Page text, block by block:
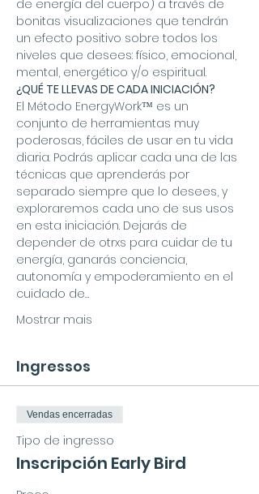
de energía del cuerpo) a través de
bonitas visualizaciones que tendrán
un efecto positivo sobre todos los
niveles que desees: físico, emocional,
mental, energético y/o espiritual.
¿QUÉ TE LLEVAS DE CADA INICIACIÓN?
El Método EnergyWork™ es un
conjunto de herramientas muy
poderosas, fáciles de usar en tu vida
diaria. Podrás aplicar cada una de las
técnicas que aprenderás por
separado siempre que lo desees, y
exploraremos cada uno de sus usos
en esta iniciación. Dejarás de
depender de otrxs para cuidar de tu
energía, ganarás conciencia,
autonomía y empoderamiento en el
cuidado de…
Mostrar mais
Ingressos
Vendas encerradas
Tipo de ingresso
Inscripción Early Bird